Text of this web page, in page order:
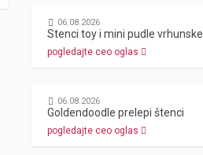
06.08.2026
pogledajte ceo oglas
06.08.2026
Goldendoodle prelepi štenci
pogledajte ceo oglas